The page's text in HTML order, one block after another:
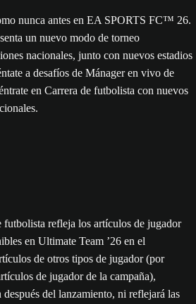
nunca antes en EA SPORTS FC™ 26.
un nuevo modo de torneo
nacionales, junto con nuevos estadios
a desafíos de Mánager en vivo de
en Carrera de futbolista con nuevos
futbolista refleja los artículos de jugador
en Ultimate Team ’26 en el
de otros tipos de jugador (por
de jugador de la campaña),
del lanzamiento, ni reflejará las